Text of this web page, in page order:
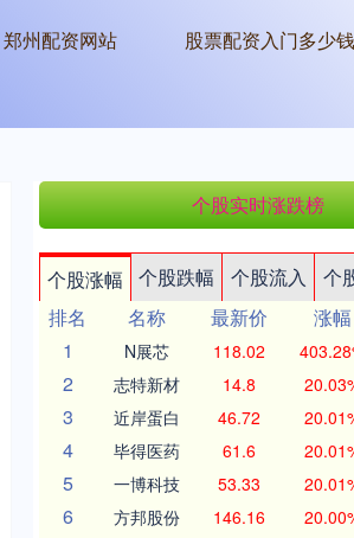
郑州配资网站 股票配资入门多少钱
个股实时涨跌榜
个股涨幅 个股跌幅 个股流入 个
排名
名称 最新价 涨幅
1
N展芯 118.02
2 志特新材 14.8
3 近岸蛋白 46.72
4 毕得医药 61.6
5 一博科技 53.33
6 方邦股份 146.16